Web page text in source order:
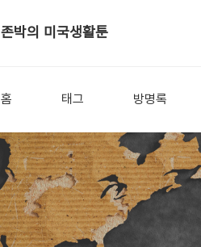
존박의 미국생활툰
홈 태그 방명록